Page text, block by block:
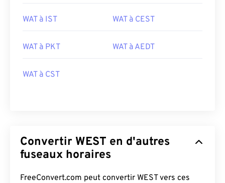
WAT à IST WAT à CEST
WAT à PKT WAT à AEDT
WAT à CST
Convertir WEST en d'autres
fuseaux horaires
FreeConvert.com peut convertir WEST vers ces